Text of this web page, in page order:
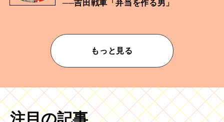
──吉田戦車「弁当を作る男」
もっと見る